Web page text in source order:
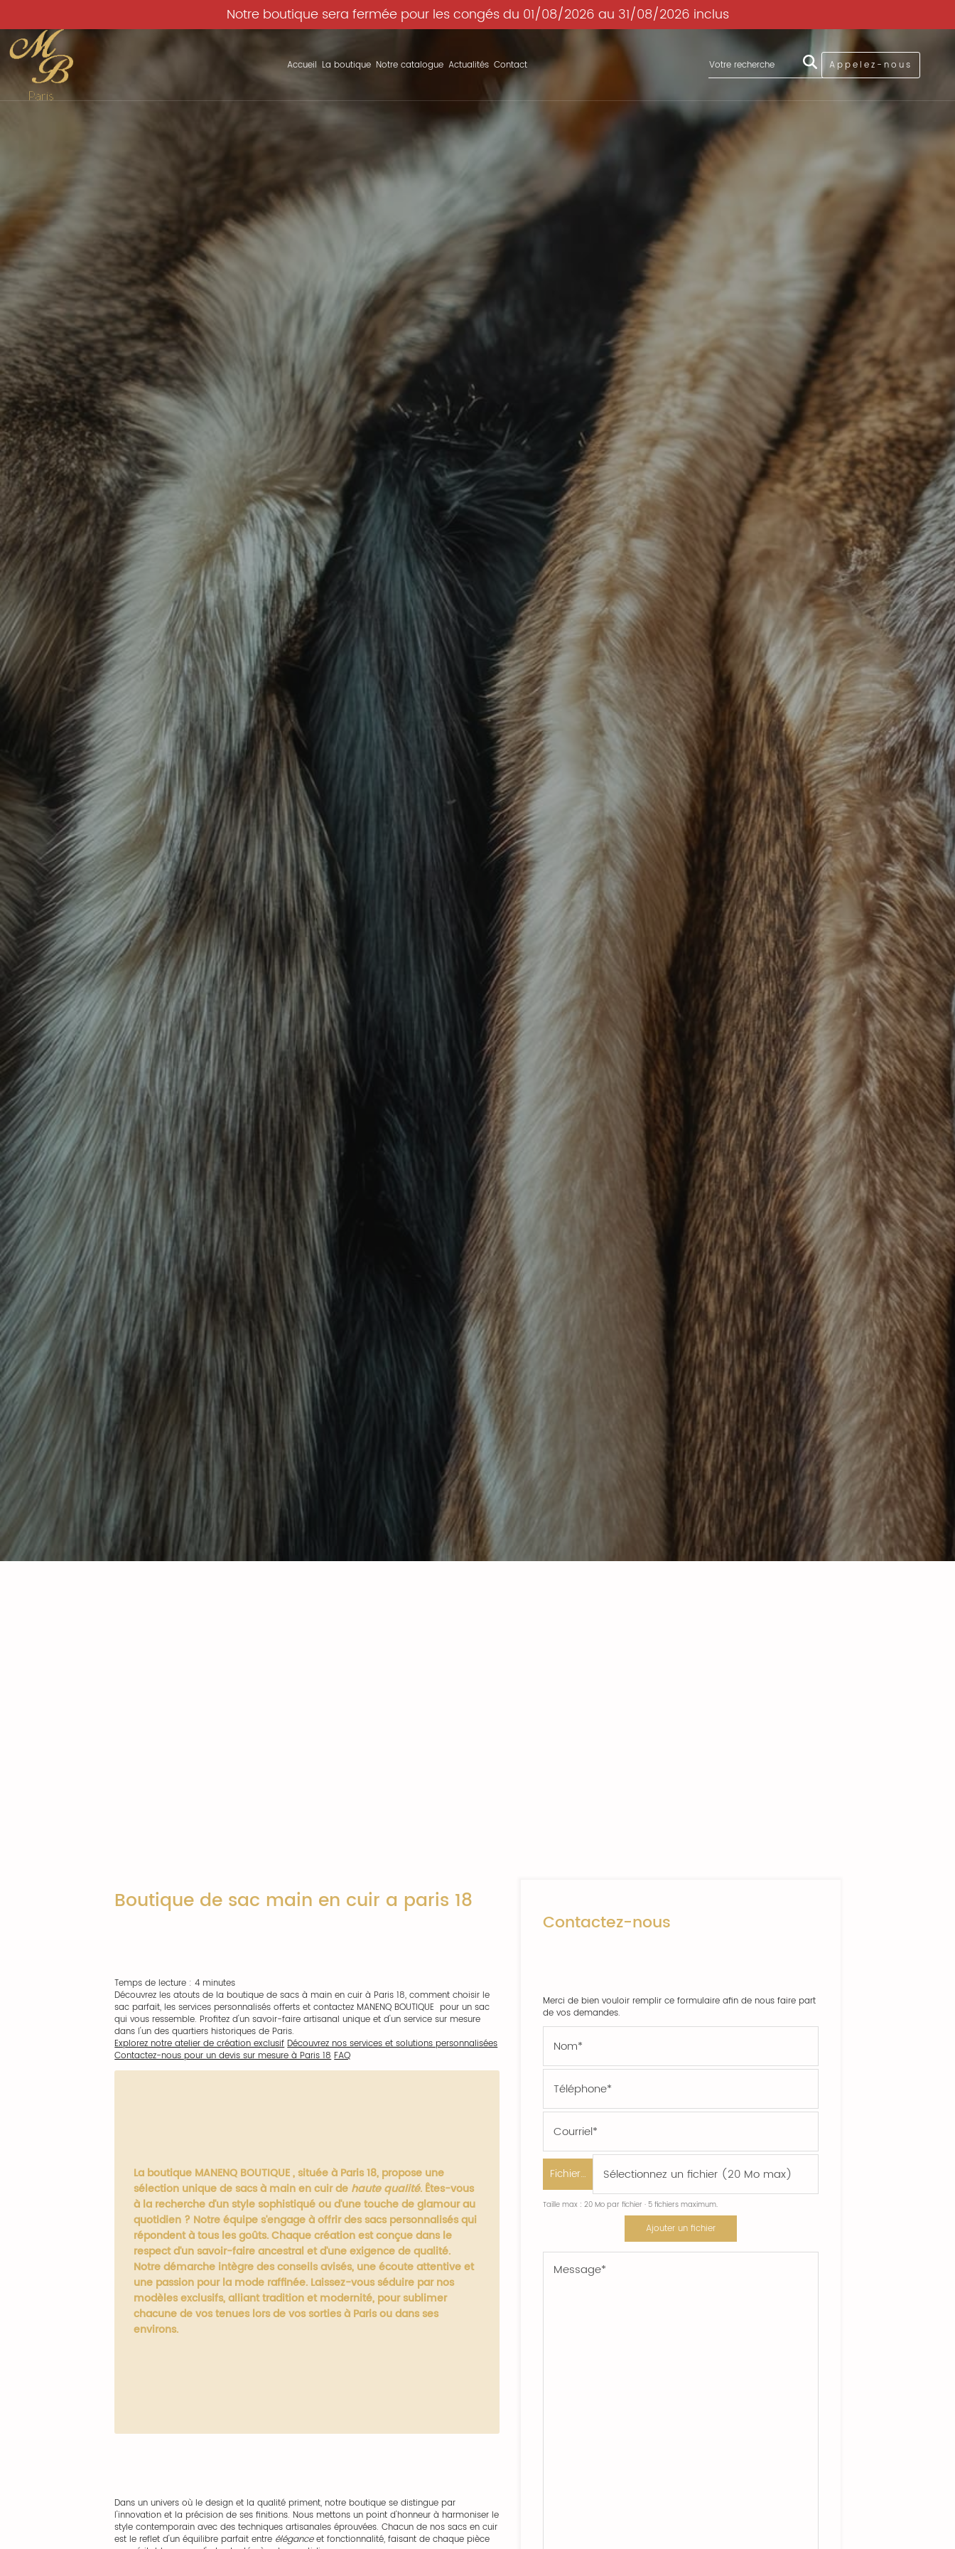
Notre boutique sera fermée pour les congés du 01/08/2026 au 31/08/2026 inclus
Accueil La boutique Notre catalogue Actualités Contact Appelez-nous
Boutique de sac main en cuir a paris 18
Temps de lecture : 4 minutes
Découvrez les atouts de la boutique de sacs à main en cuir à Paris 18, comment choisir le
sac parfait, les services personnalisés offerts et contactez MANENQ BOUTIQUE pour un sac
qui vous ressemble. Profitez d'un savoir-faire artisanal unique et d'un service sur mesure
dans l'un des quartiers historiques de Paris.
Explorez notre atelier de création exclusif Découvrez nos services et solutions personnalisées
Contactez-nous pour un devis sur mesure à Paris 18 FAQ
La boutique MANENQ BOUTIQUE , située à Paris 18, propose une
sélection unique de sacs à main en cuir de haute qualité. Êtes-vous
à la recherche d'un style sophistiqué ou d'une touche de glamour au
quotidien ? Notre équipe s'engage à offrir des sacs personnalisés qui
répondent à tous les goûts. Chaque création est conçue dans le
respect d'un savoir-faire ancestral et d'une exigence de qualité.
Notre démarche intègre des conseils avisés, une écoute attentive et
une passion pour la mode raffinée. Laissez-vous séduire par nos
modèles exclusifs, alliant tradition et modernité, pour sublimer
chacune de vos tenues lors de vos sorties à Paris ou dans ses
environs.
Dans un univers où le design et la qualité priment, notre boutique se distingue par
l'innovation et la précision de ses finitions. Nous mettons un point d'honneur à harmoniser le
style contemporain avec des techniques artisanales éprouvées. Chacun de nos sacs en cuir
est le reflet d'un équilibre parfait entre éléganceet fonctionnalité, faisant de chaque pièce
Contactez-nous
Merci de bien vouloir remplir ce formulaire afin de nous faire part
de vos demandes.
Fichier…
Taille max : 20 Mo par fichier · 5 fichiers maximum.
Ajouter un fichier